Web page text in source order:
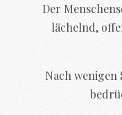
Der
lächelnd,
Nach wenigen